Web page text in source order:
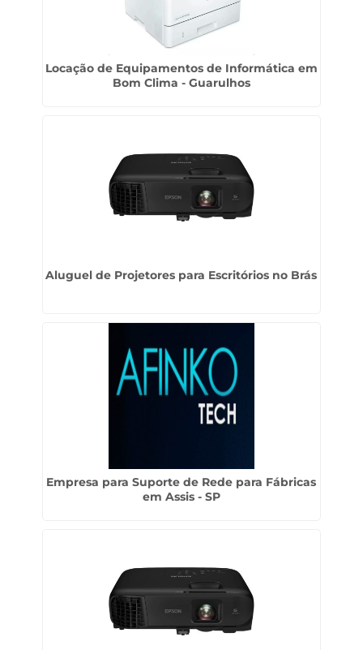
Locação de Equipamentos de Informática em
Bom Clima - Guarulhos
Aluguel de Projetores para Escritórios no Brás
Empresa para Suporte de Rede para Fábricas
em Assis - SP